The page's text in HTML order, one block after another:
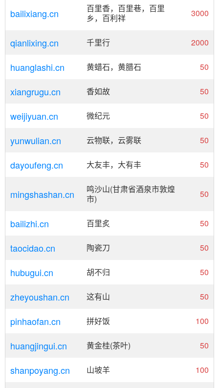
bailixiang.cn
百里香，百里巷，百里
乡，百利祥
3000
qianlixing.cn 千里行 2000
huanglashi.cn 黄蜡石，黄腊石 50
xiangrugu.cn 香如故 50
weijiyuan.cn 微纪元 50
yunwulian.cn 云物联，云雾联 50
dayoufeng.cn 大友丰，大有丰 50
mingshashan.cn
鸣沙山(甘肃省酒泉市敦煌
市)
50
bailizhi.cn 百里炙 50
taocidao.cn 陶瓷刀 50
hubugui.cn 胡不归 50
zheyoushan.cn 这有山 50
pinhaofan.cn 拼好饭 100
huangjingui.cn 黄金桂(茶叶) 50
shanpoyang.cn 山坡羊 100